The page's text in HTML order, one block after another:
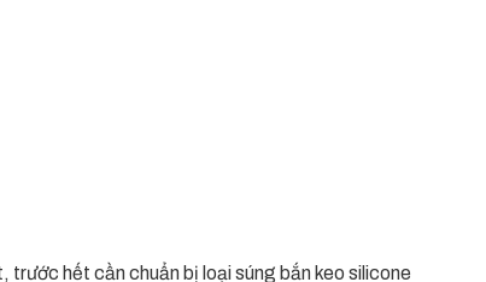
hết cần chuẩn bị loại súng bắn keo silicone